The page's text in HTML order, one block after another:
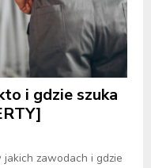
i gdzie szuka
zawodach i gdzie